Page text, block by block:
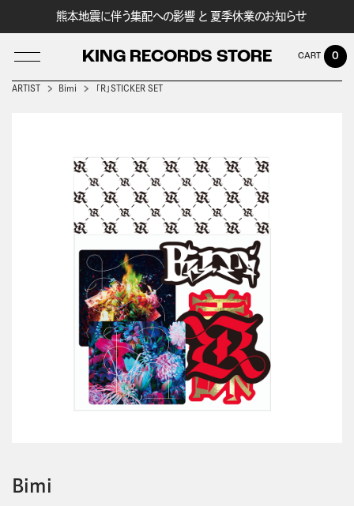
熊本地震に伴う集配への影響 と 夏季休業のお知らせ
KING RECORDS STORE
LOG IN
0
ARTIST Bimi 「R」STICKER SET
Bimi